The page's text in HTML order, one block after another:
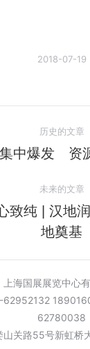
2018-07-19
历史的文章
历
的
文
章：
中爆发 资
未来的文章
未
来
的
文
章：
致纯 | 汉地
地奠基
上海国展展览中心
62952132
62780038
山关路55号新虹桥